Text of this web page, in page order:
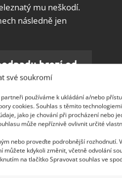
své soukromí
používáme k ukládání a/nebo
cookies. Souhlas s těmito
jako je chování při procházení nebo
může nepříznivě ovlivnit určité
nebo proveďte podrobnější rozhodnutí.
můžete kdykoli změnit, včetně odvolání
na tlačítko Spravovat souhlas ve
mu neškodí.
následně jen
hrozí od
Rozmíchejte ji ve
růstu a rozšiřování
mechu